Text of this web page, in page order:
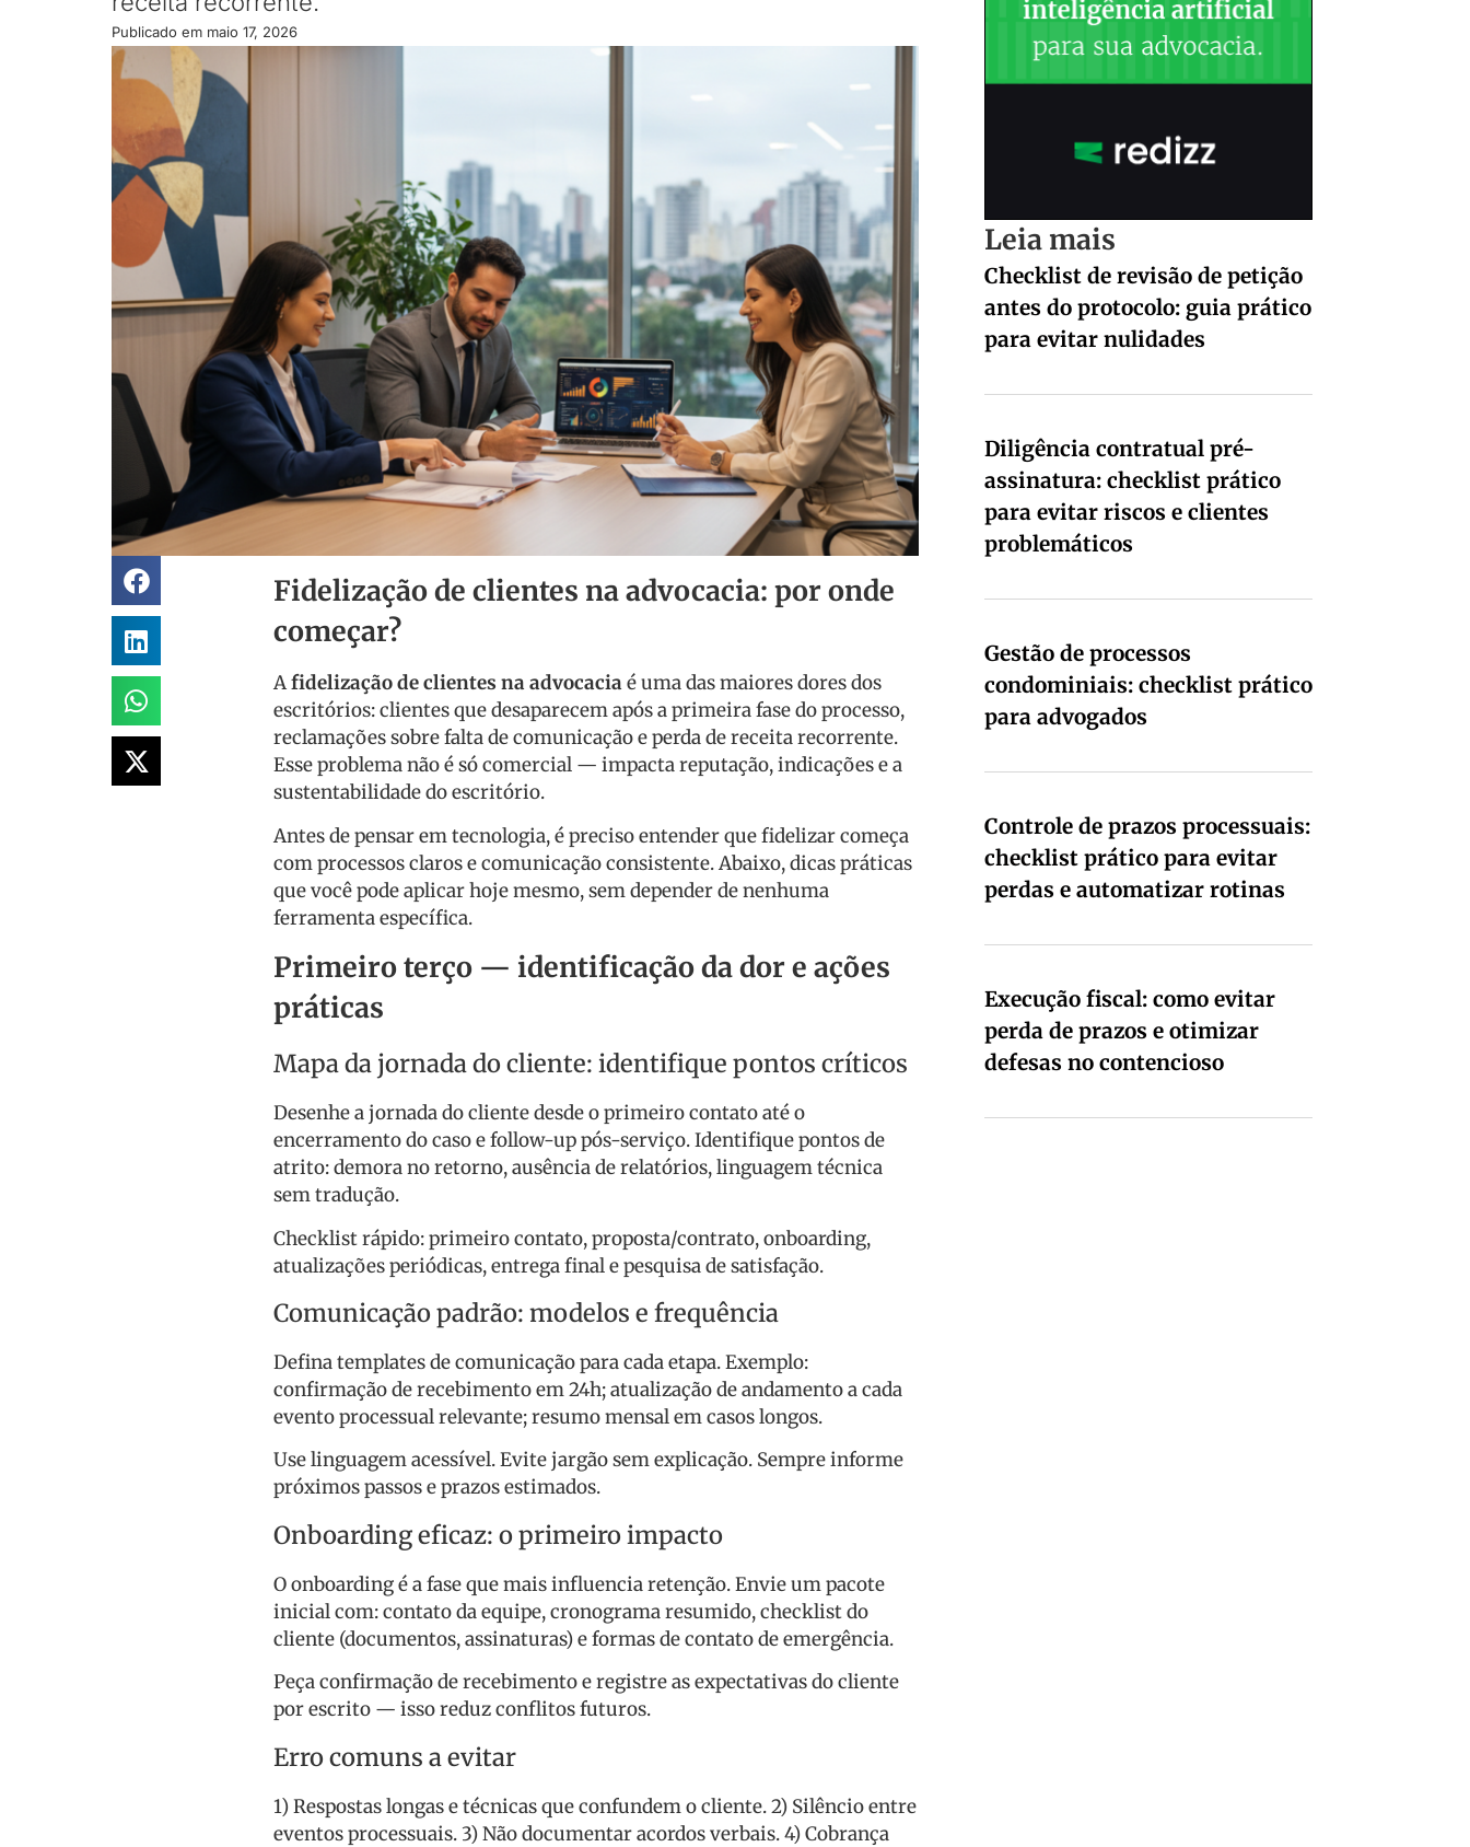
Publicado em maio 17, 2026
Fidelização de clientes na advocacia: por onde
começar?
Afidelização de clientes na advocaciaé uma das maiores dores dos
escritórios: clientes que desaparecem após a primeira fase do processo,
reclamações sobre falta de comunicação e perda de receita recorrente.
Esse problema não é só comercial — impacta reputação, indicações e a
sustentabilidade do escritório.
Antes de pensar em tecnologia, é preciso entender que fidelizar começa
com processos claros e comunicação consistente. Abaixo, dicas práticas
que você pode aplicar hoje mesmo, sem depender de nenhuma
ferramenta específica.
Primeiro terço — identificação da dor e ações
práticas
Mapa da jornada do cliente: identifique pontos críticos
Desenhe a jornada do cliente desde o primeiro contato até o
encerramento do caso e follow-up pós-serviço. Identifique pontos de
atrito: demora no retorno, ausência de relatórios, linguagem técnica
sem tradução.
Checklist rápido: primeiro contato, proposta/contrato, onboarding,
atualizações periódicas, entrega final e pesquisa de satisfação.
Comunicação padrão: modelos e frequência
Defina templates de comunicação para cada etapa. Exemplo:
confirmação de recebimento em 24h; atualização de andamento a cada
evento processual relevante; resumo mensal em casos longos.
Use linguagem acessível. Evite jargão sem explicação. Sempre informe
próximos passos e prazos estimados.
Onboarding eficaz: o primeiro impacto
O onboarding é a fase que mais influencia retenção. Envie um pacote
inicial com: contato da equipe, cronograma resumido, checklist do
cliente (documentos, assinaturas) e formas de contato de emergência.
Peça confirmação de recebimento e registre as expectativas do cliente
por escrito — isso reduz conflitos futuros.
Erro comuns a evitar
1) Respostas longas e técnicas que confundem o cliente. 2) Silêncio entre
eventos processuais. 3) Não documentar acordos verbais. 4) Cobrança
Leia mais
Checklist de revisão de petição
antes do protocolo: guia prático
para evitar nulidades
Diligência contratual pré-
assinatura: checklist prático
para evitar riscos e clientes
problemáticos
Gestão de processos
condominiais: checklist prático
para advogados
Controle de prazos processuais:
checklist prático para evitar
perdas e automatizar rotinas
Execução fiscal: como evitar
perda de prazos e otimizar
defesas no contencioso